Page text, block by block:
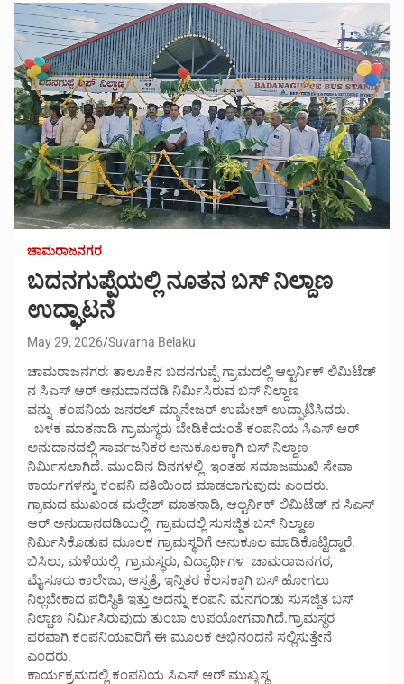
ಚಾಮರಾಜನಗರ
ಬದನಗುಪ್ಪೆಯಲ್ಲಿ ನೂತನ ಬಸ್ ನಿಲ್ದಾಣ
ಉದ್ಘಾಟನೆ
May 29, 2026 Suvarna Belaku
ಚಾಮರಾಜನಗರ: ತಾಲೂಕಿನ ಬದನಗುಪ್ಪೆ ಗ್ರಾಮದಲ್ಲಿ ಆಲ್ಟರ್ನಿಕ್ ಲಿಮಿಟೆಡ್
ನ ಸಿಎಸ್ ಆರ್ ಅನುದಾನದಡಿ ನಿರ್ಮಿಸಿರುವ ಬಸ್ ನಿಲ್ದಾಣ
ವನ್ನು ಕಂಪನಿಯ ಜನರಲ್ ಮ್ಯಾನೇಜರ್ ಉಮೇಶ್ ಉದ್ಘಾಟಿಸಿದರು.
ಬಳಕ ಮಾತನಾಡಿ ಗ್ರಾಮಸ್ಥರು ಬೇಡಿಕೆಯಂತೆ ಕಂಪನಿಯ ಸಿಎಸ್ ಆರ್
ಅನುದಾನದಲ್ಲಿ ಸಾರ್ವಜನಿಕರ ಅನುಕೂಲಕ್ಕಾಗಿ ಬಸ್ ನಿಲ್ದಾಣ
ನಿರ್ಮಿಸಲಾಗಿದೆ. ಮುಂದಿನ‌ ದಿನಗಳಲ್ಲಿ ಇಂತಹ ಸಮಾಜಮುಖಿ ಸೇವಾ
ಕಾರ್ಯಗಳನ್ನು ಕಂಪನಿ ವತಿಯಿಂದ ಮಾಡಲಾಗುವುದು ಎಂದರು.
ಗ್ರಾಮದ ಮುಖಂಡ ಮಲ್ಲೇಶ್ ಮಾತನಾಡಿ, ಆಲ್ಟರ್ನಿಕ್ ಲಿಮಿಟೆಡ್ ನ ಸಿಎಸ್
ಆರ್ ಅನುದಾನದಡಿಯಲ್ಲಿ ಗ್ರಾಮದಲ್ಲಿ ಸುಸಜ್ಜಿತ ಬಸ್ ನಿಲ್ದಾಣ
ನಿರ್ಮಿಸಿಕೊಡುವ ಮೂಲಕ ಗ್ರಾಮಸ್ಥರಿಗೆ ಅನುಕೂಲ ಮಾಡಿಕೊಟ್ಟಿದ್ದಾರೆ.
ಬಿಸಿಲು, ಮಳೆಯಲ್ಲಿ ಗ್ರಾಮಸ್ಥರು, ವಿದ್ಯಾರ್ಥಿಗಳ ಚಾಮರಾಜನಗರ,
ಮೈಸೂರು ಕಾಲೇಜು, ಆಸ್ಪತ್ರೆ, ಇನ್ನಿತರ ಕೆಲಸಕ್ಕಾಗಿ ಬಸ್ ಹೋಗಲು
ನಿಲ್ಲಬೇಕಾದ ಪರಿಸ್ಥಿತಿ ಇತ್ತು ಅದನ್ನು ಕಂಪನಿ ಮನಗಂಡು ಸುಸಜ್ಜಿತ ಬಸ್
ನಿಲ್ದಾಣ ನಿರ್ಮಿಸಿರುವುದು ತುಂಬಾ ಉಪಯೋಗವಾಗಿದೆ.ಗ್ರಾಮಸ್ಥರ
ಪರವಾಗಿ ಕಂಪನಿಯವರಿಗೆ ಈ ಮೂಲಕ ಅಭಿನಂದನೆ ಸಲ್ಲಿಸುತ್ತೇನೆ
ಎಂದರು.
ಕಾರ್ಯಕ್ರಮದಲ್ಲಿ ಕಂಪನಿಯ ಸಿಎಸ್ ಆರ್ ಮುಖ್ಯಸ್ಥ